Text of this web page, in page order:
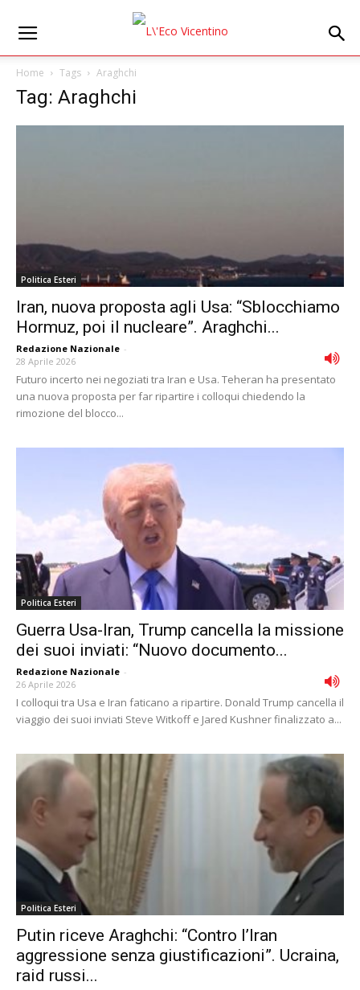
Home Tags Araghchi
Tag: Araghchi
Politica Esteri
Iran, nuova proposta agli Usa: “Sblocchiamo
Hormuz, poi il nucleare”. Araghchi...
Redazione Nazionale -
28 Aprile 2026
Futuro incerto nei negoziati tra Iran e Usa. Teheran ha presentato
una nuova proposta per far ripartire i colloqui chiedendo la
rimozione del blocco...
Politica Esteri
Guerra Usa-Iran, Trump cancella la missione
dei suoi inviati: “Nuovo documento...
Redazione Nazionale -
26 Aprile 2026
I colloqui tra Usa e Iran faticano a ripartire. Donald Trump cancella il
viaggio dei suoi inviati Steve Witkoff e Jared Kushner finalizzato a...
Politica Esteri
Putin riceve Araghchi: “Contro l’Iran
aggressione senza giustificazioni”. Ucraina,
raid russi...